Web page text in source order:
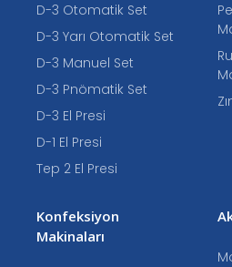
D-3 Otomatik Set
D-3 Yarı Otomatik Set
D-3 Manuel Set
D-3 Pnömatik Set
D-3 El Presi
D-1 El Presi
Tep 2 El Presi
Konfeksiyon
Makinaları